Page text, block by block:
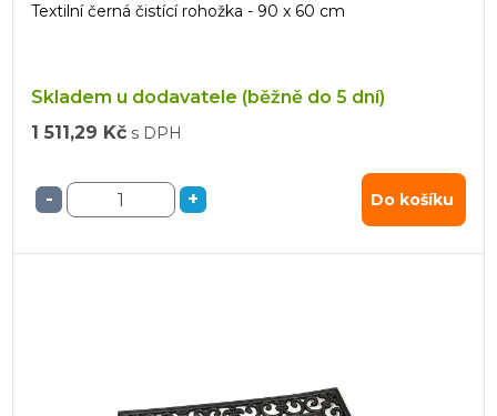
Textilní černá čistící rohožka - 90 x 60 cm
Skladem u dodavatele (běžně do 5 dní)
1 511,29 Kč s DPH
- + Do košíku